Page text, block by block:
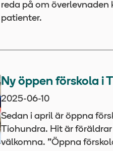
reda på om överlevnaden
patienter.
Ny öppen förskola i
2025-06-10
Sedan i april är öppna
Tiohundra. Hit är
välkomna. ”Öppna